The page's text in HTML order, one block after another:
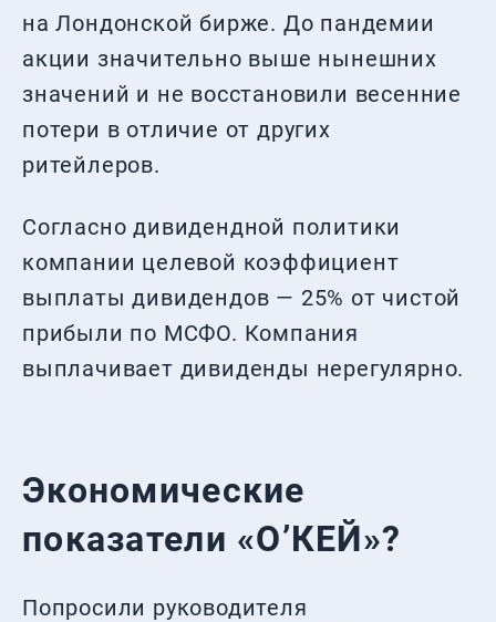
на Лондонской бирже. До пандемии
акции значительно выше нынешних
значений и не восстановили весенние
потери в отличие от других
ритейлеров.
Согласно дивидендной политики
компании целевой коэффициент
выплаты дивидендов — 25% от чистой
прибыли по МСФО. Компания
выплачивает дивиденды нерегулярно.
Экономические
показатели «О’КЕЙ»?
Попросили руководителя